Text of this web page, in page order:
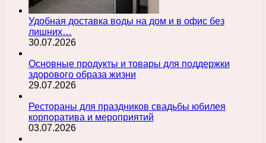
Удобная доставка воды на дом и в офис без
лишних…
30.07.2026
Основные продукты и товары для поддержки
здорового образа жизни
29.07.2026
Рестораны для праздников свадьбы юбилея
корпоратива и мероприятий
03.07.2026